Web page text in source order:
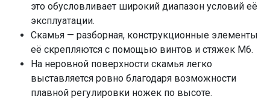
это обусловливает широкий диапазон условий её
эксплуатации.
Скамья — разборная, конструкционные элементы
её скрепляются с помощью винтов и стяжек М6.
На неровной поверхности скамья легко
выставляется ровно благодаря возможности
плавной регулировки ножек по высоте.